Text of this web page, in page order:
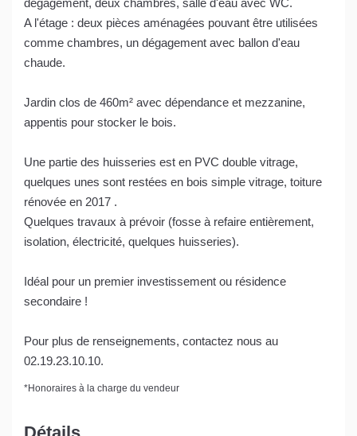
A l'étage : deux pièces aménagées pouvant être utilisées
comme chambres, un dégagement avec ballon d'eau
chaude.
Jardin clos de 460m² avec dépendance et mezzanine,
appentis pour stocker le bois.
Une partie des huisseries est en PVC double vitrage,
quelques unes sont restées en bois simple vitrage, toiture
rénovée en 2017 .
Quelques travaux à prévoir (fosse à refaire entièrement,
isolation, électricité, quelques huisseries).
Idéal pour un premier investissement ou résidence
secondaire !
Pour plus de renseignements, contactez nous au
02.19.23.10.10.
*Honoraires à la charge du vendeur